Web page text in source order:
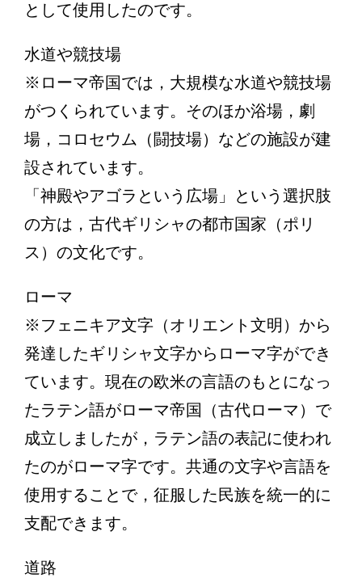
として使用したのです。
水道や競技場
※ローマ帝国では，大規模な水道や競技場
がつくられています。そのほか浴場，劇
場，コロセウム（闘技場）などの施設が建
設されています。
「神殿やアゴラという広場」という選択肢
の方は，古代ギリシャの都市国家（ポリ
ス）の文化です。
ローマ
※フェニキア文字（オリエント文明）から
発達したギリシャ文字からローマ字ができ
ています。現在の欧米の言語のもとになっ
たラテン語がローマ帝国（古代ローマ）で
成立しましたが，ラテン語の表記に使われ
たのがローマ字です。共通の文字や言語を
使用することで，征服した民族を統一的に
支配できます。
道路